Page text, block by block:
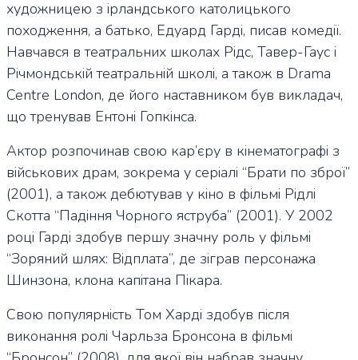
художницею з ірландського католицького
походження, а батько, Едуард Гарді, писав комедії.
Навчався в театральних школах Рідс, Тавер-Гаус і
Річмондській театральній школі, а також в Drama
Centre London, де його наставником був викладач,
що тренував Ентоні Гопкінса.
Актор розпочинав свою кар’єру в кінематографі з
військових драм, зокрема у серіалі “Брати по зброї”
(2001), а також дебютував у кіно в фільмі Рідлі
Скотта “Падіння Чорного яструба” (2001). У 2002
році Гарді здобув першу значну роль у фільмі
“Зоряний шлях: Відплата”, де зіграв персонажа
Шинзона, клона капітана Пікара.
Свою популярність Том Харді здобув після
виконання ролі Чарльза Бронсона в фільмі